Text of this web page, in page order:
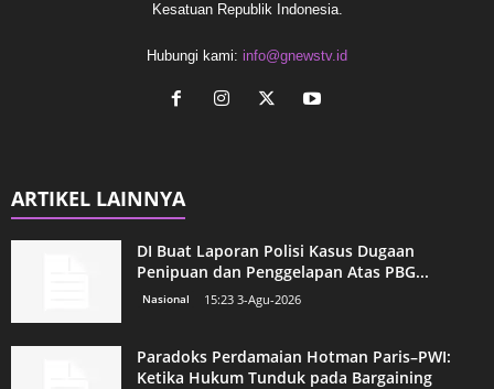
Kesatuan Republik Indonesia.
Hubungi kami: info@gnewstv.id
ARTIKEL LAINNYA
DI Buat Laporan Polisi Kasus Dugaan
Penipuan dan Penggelapan Atas PBG...
Nasional 15:23 3-Agu-2026
Paradoks Perdamaian Hotman Paris–PWI:
Ketika Hukum Tunduk pada Bargaining